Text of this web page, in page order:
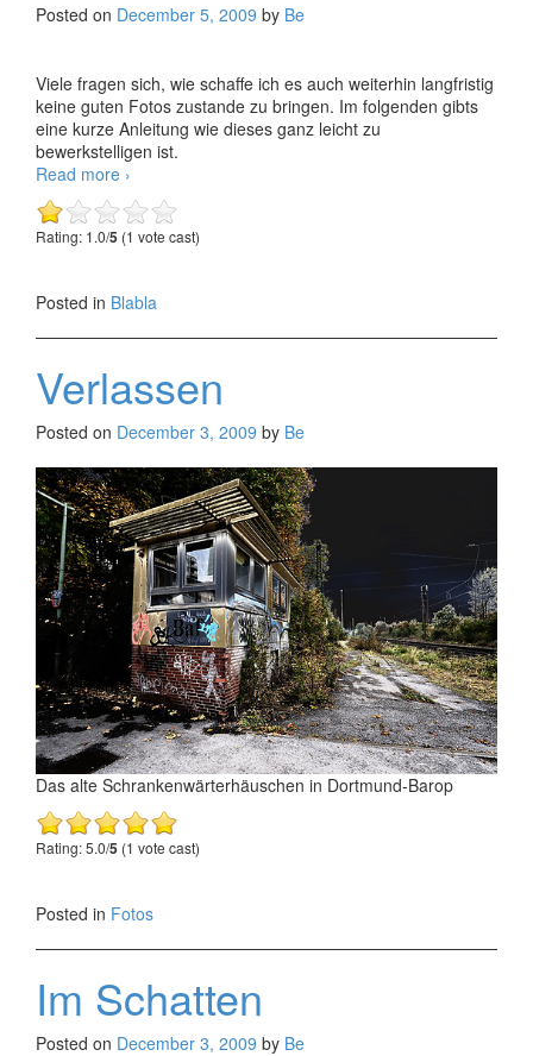
Posted on December 5, 2009 by Be
Viele fragen sich, wie schaffe ich es auch weiterhin langfristig
keine guten Fotos zustande zu bringen. Im folgenden gibts
eine kurze Anleitung wie dieses ganz leicht zu
bewerkstelligen ist.
Read more Keine
guten
Fotos
›
Rating: 1.0/5 (1 vote cast)
Posted in Blabla
Verlassen
Posted on December 3, 2009 by Be
Das alte Schrankenwärterhäuschen in Dortmund-Barop
Rating: 5.0/5 (1 vote cast)
Posted in Fotos
Im Schatten
Posted on December 3, 2009 by Be